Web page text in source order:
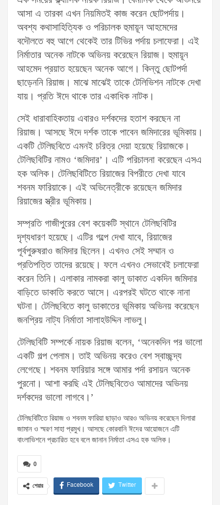
আসা এ তারকা এখন নিয়মিতই কাজ করেন ছোটপর্দায়।
অবশ্য কথাসাহিত্যিক ও পরিচালক হুমায়ূন আহমেদের
বদৌলতে বহু আগে থেকেই তার টিভির পর্দায় চলাফেরা। এই
নির্মাতার অনেক নাটকে অভিনয় করেছেন রিয়াজ। হুমায়ূন
আহমেদ প্রয়াত হয়েছেন অনেক আগে। কিন্তু ছোটপর্দা
ছাড়েননি রিয়াজ। মাঝে মাঝেই তাকে টেলিভিশন নাটকে দেখা
যায়। প্রতি ঈদে থাকে তার একাধিক নাটক।
সেই ধারাবাহিকতায় এবারও দর্শকদের হতাশ করছেন না
রিয়াজ। আসছে ঈদে দর্শক তাকে পাবেন জমিদারের ভূমিকায়।
একটি টেলিছবিতে এমনই চরিত্র দেয়া হয়েছে রিয়াজকে।
টেলিছবিটির নামও ‘জমিদার’। এটি পরিচালনা করেছেন এসএ
হক অলিক। টেলিছবিটিতে রিয়াজের বিপরীতে দেখা যাবে
শবনম ফারিয়াকে। এই অভিনেত্রীকে রয়েছেন জমিদার
রিয়াজের স্ত্রীর ভূমিকায়।
সম্প্রতি গাজীপুরের বেশ কয়েকটি স্থানে টেলিছবিটির
দৃশ্যধারণ হয়েছে। এটির গল্পে দেখা যাবে, রিয়াজের
পূর্বপুরুষরাও জমিদার ছিলেন। এখনও সেই সম্মান ও
প্রতিপত্তি তাদের রয়েছে। ফলে এখনও সেভাবেই চলাফেরা
করেন তিনি। এলাকার নামকরা কালু ডাকাত একদিন জমিদার
বাড়িতে ডাকাতি করতে আসে। এরপরই ঘটতে থাকে নানা
ঘটনা। টেলিছবিতে কালু ডাকাতের ভূমিকায় অভিনয় করেছেন
জনপ্রিয় নাট্য নির্মাতা সালাহউদ্দিন লাভলু।
টেলিছবিটি সম্পর্কে নায়ক রিয়াজ বলেন, ‘অনেকদিন পর ভালো
একটি গল্প পেলাম। তাই অভিনয় করেও বেশ স্বাচ্ছন্দ্য
লেগেছে। শবনম ফারিয়ার সঙ্গে আমার পর্দা রসায়ন অনেক
পুরনো। আশা করছি এই টেলিছবিতেও আমাদের অভিনয়
দর্শকদের ভালো লাগবে।’
টেলিছবিটিতে রিয়াজ ও শবনম ফারিয়া ছাড়াও আরও অভিনয় করেছেন দিলারা
জামান ও স্মরণ সাহা প্রমুখ। আসছে কোরবানি ঈদের আয়োজনে এটি
বাংলাভিশনে প্রচারিত হবে বলে জানান নির্মাতা এসএ হক অলিক।
0
শেয়ার Facebook Twitter